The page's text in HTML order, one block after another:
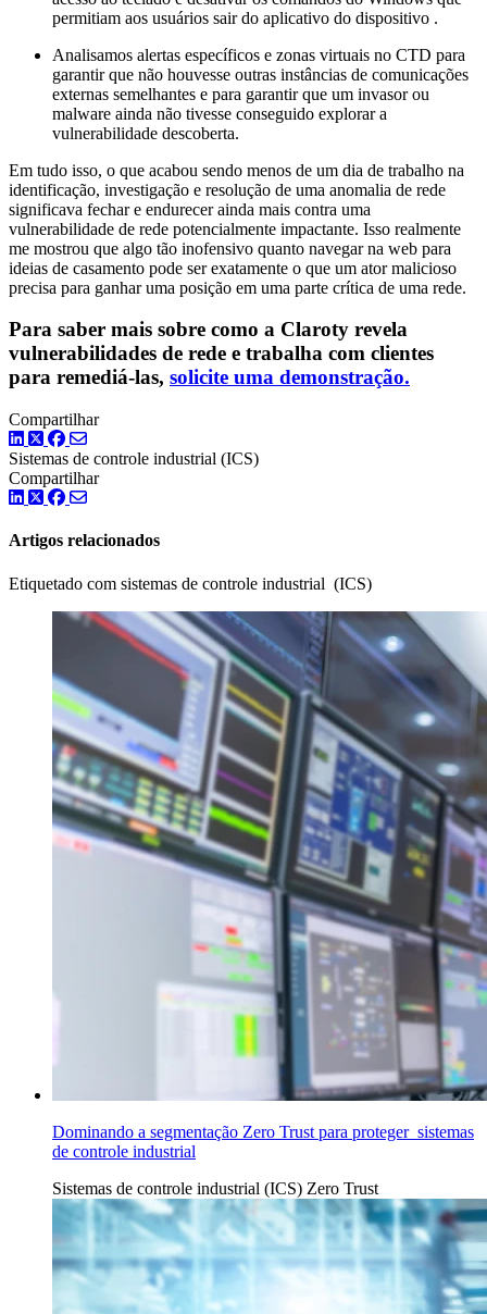
permitiam aos usuários sair do aplicativo do dispositivo .
Analisamos alertas específicos e zonas virtuais no CTD para
garantir que não houvesse outras instâncias de comunicações
externas semelhantes e para garantir que um invasor ou
malware ainda não tivesse conseguido explorar a
vulnerabilidade descoberta.
Em tudo isso, o que acabou sendo menos de um dia de trabalho na
identificação, investigação e resolução de uma anomalia de rede
significava fechar e endurecer ainda mais contra uma
vulnerabilidade de rede potencialmente impactante. Isso realmente
me mostrou que algo tão inofensivo quanto navegar na web para
ideias de casamento pode ser exatamente o que um ator malicioso
precisa para ganhar uma posição em uma parte crítica de uma rede.
Para saber mais sobre como a Claroty revela
vulnerabilidades de rede e trabalha com clientes
para remediá-las, solicite uma demonstração.
Compartilhar
LinkedIn
TwitterFacebook
Sistemas de controle industrial (ICS)
Compartilhar
LinkedIn
TwitterFacebook
Artigos relacionados
Etiquetado com sistemas de controle industrial (ICS)
Dominando a segmentação Zero Trust para proteger sistemas
de controle industrial
Sistemas de controle industrial (ICS) Zero Trust